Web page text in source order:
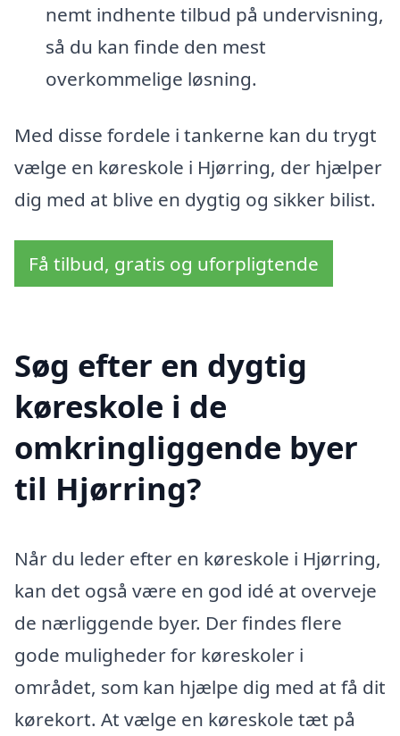
nemt indhente tilbud på undervisning,
så du kan finde den mest
overkommelige løsning.
Med disse fordele i tankerne kan du trygt
vælge en køreskole i Hjørring, der hjælper
dig med at blive en dygtig og sikker bilist.
Få tilbud, gratis og uforpligtende
Søg efter en dygtig
køreskole i de
omkringliggende byer
til Hjørring?
Når du leder efter en køreskole i Hjørring,
kan det også være en god idé at overveje
de nærliggende byer. Der findes flere
gode muligheder for køreskoler i
området, som kan hjælpe dig med at få dit
kørekort. At vælge en køreskole tæt på